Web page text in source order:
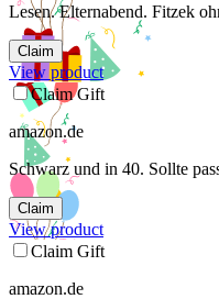
Lesen. Elternabend. Fitzek
Claim
View product
Claim Gift
amazon.de
Schwarz und in 40. Sollte
Claim
View product
Claim Gift
amazon.de